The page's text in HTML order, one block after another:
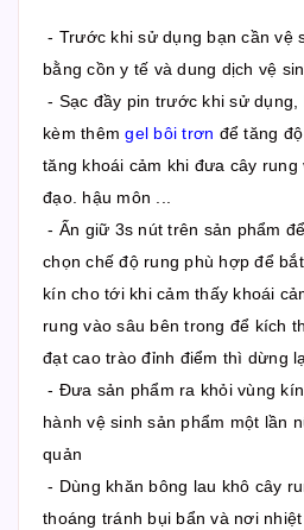
- Trước khi sử dụng bạn cần vệ
bằng cồn y tế và dung dịch vệ
- Sạc đầy pin trước khi sử dụng,
kèm thêmgel bôi trơn để tăng
tăng khoái cảm khi đưa cây rung
đạo. hậu môn ...
- Ấn giữ 3s nút trên sản phẩm
chọn chế độ rung phù hợp để
kín cho tới khi cảm thấy khoái
rung vào sâu bên trong để kích
đạt cao trào đỉnh điểm thì dừng
- Đưa sản phẩm ra khỏi vùng
hành vệ sinh sản phẩm một lần
quản
- Dùng khăn bông lau khô cây
thoáng tránh bụi bẩn và nơi nhiệt